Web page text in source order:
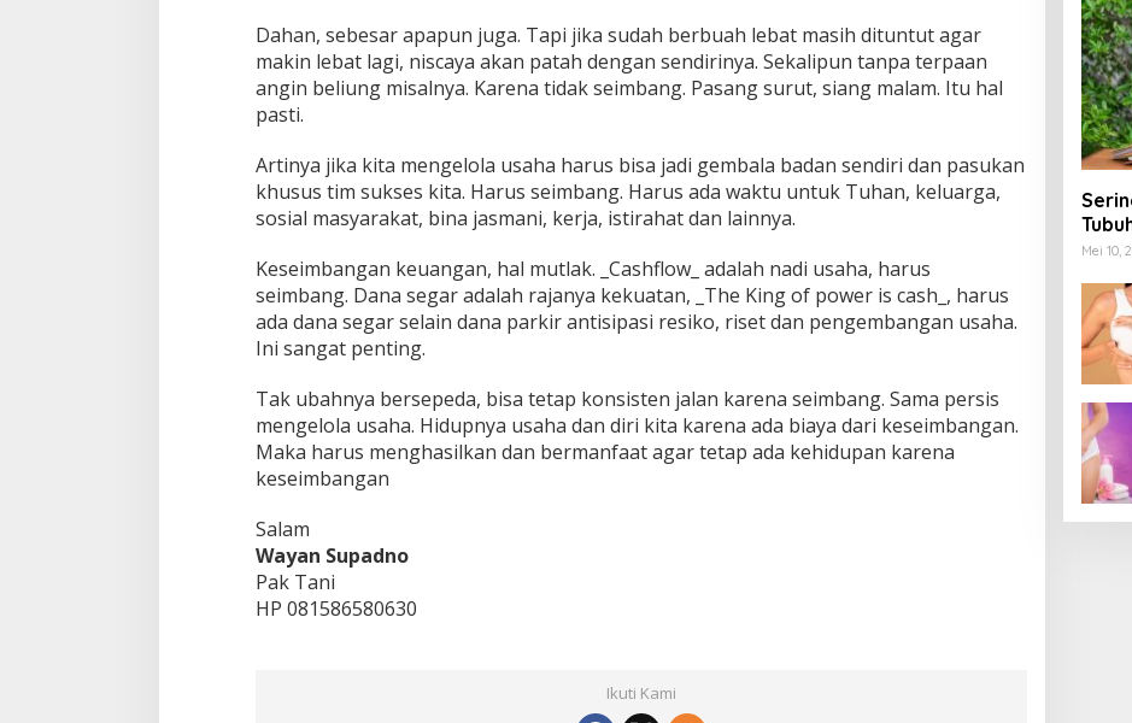
Dahan, sebesar apapun juga. Tapi jika sudah berbuah lebat masih dituntut agar
makin lebat lagi, niscaya akan patah dengan sendirinya. Sekalipun tanpa terpaan
angin beliung misalnya. Karena tidak seimbang. Pasang surut, siang malam. Itu hal
pasti.
Artinya jika kita mengelola usaha harus bisa jadi gembala badan sendiri dan pasukan
khusus tim sukses kita. Harus seimbang. Harus ada waktu untuk Tuhan, keluarga,
sosial masyarakat, bina jasmani, kerja, istirahat dan lainnya.
Keseimbangan keuangan, hal mutlak. _Cashflow_ adalah nadi usaha, harus
seimbang. Dana segar adalah rajanya kekuatan, _The King of power is cash_, harus
ada dana segar selain dana parkir antisipasi resiko, riset dan pengembangan usaha.
Ini sangat penting.
Tak ubahnya bersepeda, bisa tetap konsisten jalan karena seimbang. Sama persis
mengelola usaha. Hidupnya usaha dan diri kita karena ada biaya dari keseimbangan.
Maka harus menghasilkan dan bermanfaat agar tetap ada kehidupan karena
keseimbangan
Salam
Wayan Supadno
Pak Tani
HP 081586580630
Ikuti Kami
Mei 10,